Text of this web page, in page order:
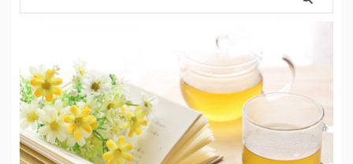
扱店舗が揃っている ✅コンビニや